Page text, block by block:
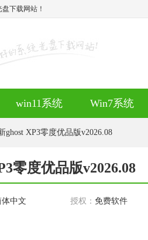
下载网站！
win11系统 Win7系统
ghost XP3零度优品版v2026.08
零度优品版v2026.08
体中文 授权： 免费软件